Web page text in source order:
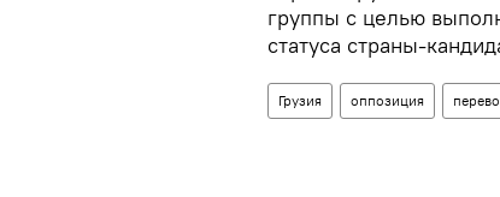
группы с целью
статуса страны-
Грузия оппозиция